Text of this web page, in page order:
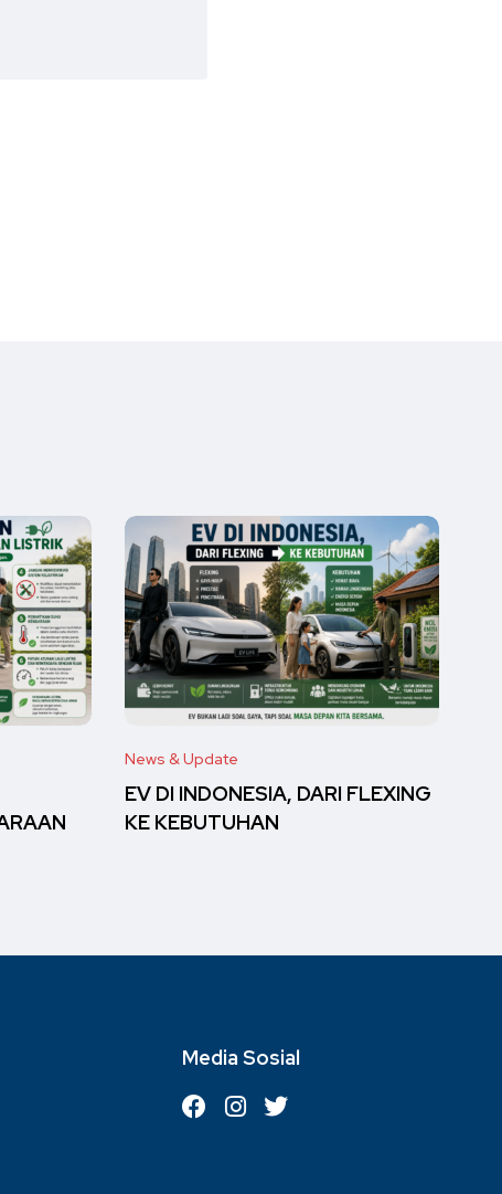
News & Update
EV DI INDONESIA, DARI FLEXING
KE KEBUTUHAN
Media Sosial